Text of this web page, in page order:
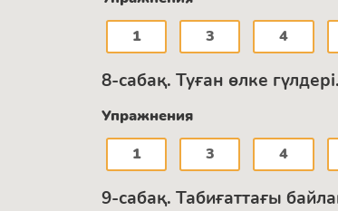
1
3 4
8-сабақ. Туған өлке
Упражнения
1
3 4
9-сабақ. Табиғаттағы